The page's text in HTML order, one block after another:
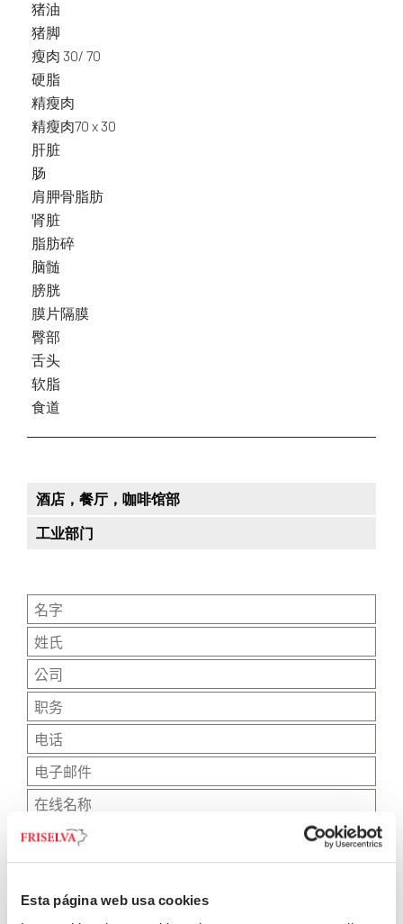
Esta página web usa cookies
猪油
猪脚
瘦肉 30/ 70
硬脂
精瘦肉
精瘦肉70 x 30
肝脏
肠
肩胛骨脂肪
肾脏
脂肪碎
脑髄
膀胱
膜片隔膜
臀部
舌头
软脂
食道
酒店，餐厅，咖啡馆部
工业部门